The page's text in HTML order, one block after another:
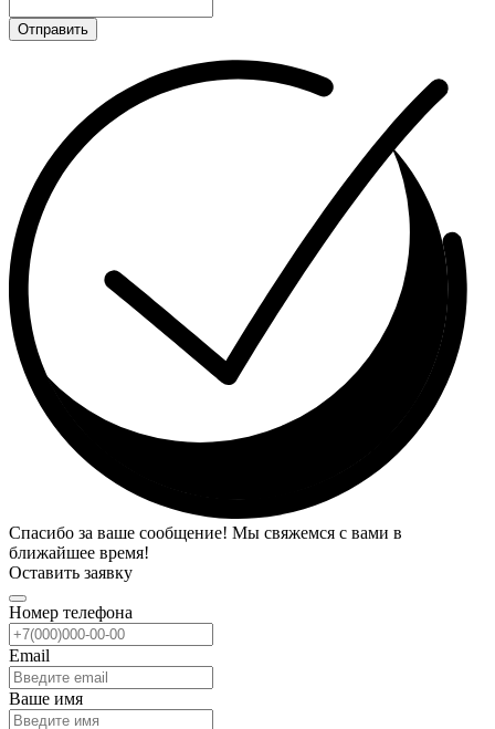
Отправить
Спасибо за ваше сообщение! Мы свяжемся с вами в
ближайшее время!
Оставить заявку
Номер телефона
Email
Ваше имя